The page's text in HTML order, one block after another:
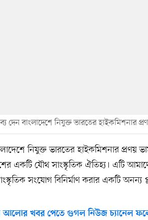
দেন বাংলাদেশে নিযুক্ত ভারতের হাইকমিশনার
নিযুক্ত ভারতের হাইকমিশনার প্রণয়
একটি যৌথ সাংস্কৃতিক ঐতিহ্য। এটি
সংযোগ বিনির্মাণ করার একটি অনন্য
আলোর খবর পেতে গুগল নিউজ চ্যানেল